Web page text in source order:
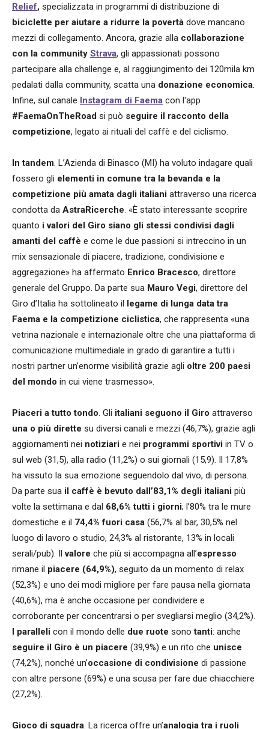
Relief, specializzata in programmi di distribuzione di
biciclette per aiutare a ridurre la povertà dove mancano
mezzi di collegamento. Ancora, grazie alla collaborazione
con la community Strava, gli appassionati possono
partecipare alla challenge e, al raggiungimento dei 120mila km
pedalati dalla community, scatta una donazione economica.
Infine, sul canale Instagram di Faema con l'app
#FaemaOnTheRoad si può seguire il racconto della
competizione, legato ai rituali del caffè e del ciclismo.
In tandem. L’Azienda di Binasco (MI) ha voluto indagare quali
fossero gli elementi in comune tra la bevanda e la
competizione più amata dagli italiani attraverso una ricerca
condotta da AstraRicerche. «È stato interessante scoprire
quanto i valori del Giro siano gli stessi condivisi dagli
amanti del caffè e come le due passioni si intreccino in un
mix sensazionale di piacere, tradizione, condivisione e
aggregazione» ha affermato Enrico Bracesco, direttore
generale del Gruppo. Da parte sua Mauro Vegi, direttore del
Giro d’Italia ha sottolineato il legame di lunga data tra
Faema e la competizione ciclistica, che rappresenta «una
vetrina nazionale e internazionale oltre che una piattaforma di
comunicazione multimediale in grado di garantire a tutti i
nostri partner un’enorme visibilità grazie agli oltre 200 paesi
del mondo in cui viene trasmesso».
Piaceri a tutto tondo. Gli italiani seguono il Giro attraverso
una o più dirette su diversi canali e mezzi (46,7%), grazie agli
aggiornamenti nei notiziari e nei programmi sportivi in TV o
sul web (31,5), alla radio (11,2%) o sui giornali (15,9). Il 17,8%
ha vissuto la sua emozione seguendolo dal vivo, di persona.
Da parte sua il caffè è bevuto dall’83,1% degli italiani più
volte la settimana e dal 68,6% tutti i giorni; l’80% tra le mure
domestiche e il 74,4% fuori casa (56,7% al bar, 30,5% nel
luogo di lavoro o studio, 24,3% al ristorante, 13% in locali
serali/pub). Ilvalore che più si accompagna all’espresso
rimane il piacere (64,9%), seguito da un momento di relax
(52,3%) e uno dei modi migliore per fare pausa nella giornata
(40,6%), ma è anche occasione per condividere e
corroborante per concentrarsi o per svegliarsi meglio (34,2%).
I paralleli con il mondo delle due ruote sonotanti: anche
seguire il Giro è un piacere (39,9%) e un rito che unisce
(74,2%), nonché un’occasione di condivisione di passione
con altre persone (69%) e una scusa per fare due chiacchiere
(27,2%).
Gioco di squadra. La ricerca offre un’analogia tra i ruoli